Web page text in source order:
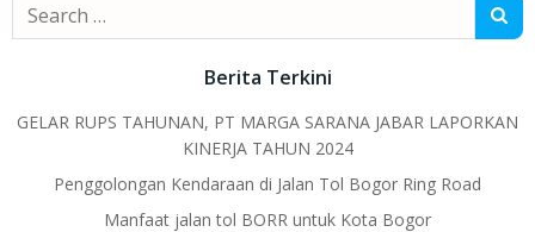
for:
Berita Terkini
GELAR RUPS TAHUNAN, PT MARGA SARANA JABAR LAPORKAN
KINERJA TAHUN 2024
Penggolongan Kendaraan di Jalan Tol Bogor Ring Road
Manfaat jalan tol BORR untuk Kota Bogor